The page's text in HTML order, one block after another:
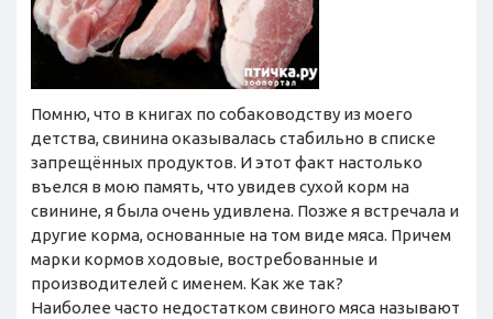
Помню, что в книгах по собаководству из моего
детства, свинина оказывалась стабильно в списке
запрещённых продуктов. И этот факт настолько
въелся в мою память, что увидев сухой корм на
свинине, я была очень удивлена. Позже я встречала и
другие корма, основанные на том виде мяса. Причем
марки кормов ходовые, востребованные и
производителей с именем. Как же так?
Наиболее часто недостатком свиного мяса называют